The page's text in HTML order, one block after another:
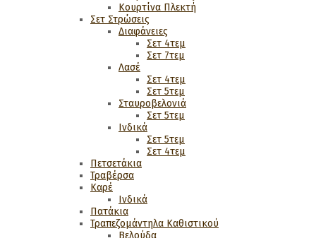
Κουρτίνα Πλεκτή
Σετ Στρώσεις
Διαφάνειες
Σετ 4τεμ
Σετ 7τεμ
Λασέ
Σετ 4τεμ
Σετ 5τεμ
Σταυροβελονιά
Σετ 5τεμ
Ινδικά
Σετ 5τεμ
Σετ 4τεμ
Πετσετάκια
Τραβέρσα
Καρέ
Ινδικά
Πατάκια
Τραπεζομάντηλα Καθιστικού
Βελούδα